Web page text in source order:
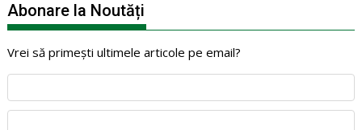
Abonare la Noutăți
Vrei să primești ultimele articole pe email?